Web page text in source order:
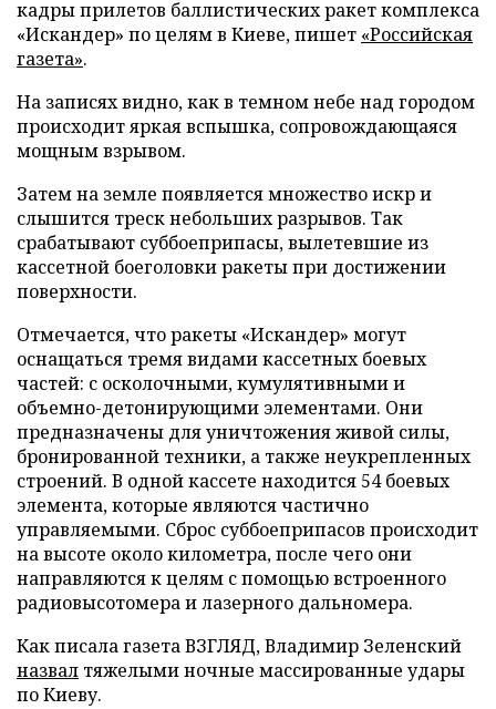
кадры прилетов баллистических ракет комплекса
«Искандер» по целям в Киеве, пишет «Российская
газета».
На записях видно, как в темном небе над городом
происходит яркая вспышка, сопровождающаяся
мощным взрывом.
Затем на земле появляется множество искр и
слышится треск небольших разрывов. Так
срабатывают суббоеприпасы, вылетевшие из
кассетной боеголовки ракеты при достижении
поверхности.
Отмечается, что ракеты «Искандер» могут
оснащаться тремя видами кассетных боевых
частей: с осколочными, кумулятивными и
объемно-детонирующими элементами. Они
предназначены для уничтожения живой силы,
бронированной техники, а также неукрепленных
строений. В одной кассете находится 54 боевых
элемента, которые являются частично
управляемыми. Сброс суббоеприпасов происходит
на высоте около километра, после чего они
направляются к целям с помощью встроенного
радиовысотомера и лазерного дальномера.
Как писала газета ВЗГЛЯД, Владимир Зеленский
назвал тяжелыми ночные массированные удары
по Киеву.